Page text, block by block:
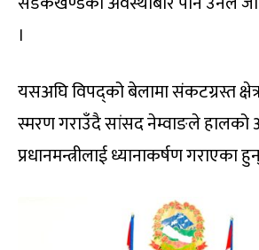
।
यसअघि विपद्को बेलामा संकटग्रस्त
स्मरण गराउँदै सांसद नेम्वाङले हालको
प्रधानमन्त्रीलाई ध्यानाकर्षण गराएका